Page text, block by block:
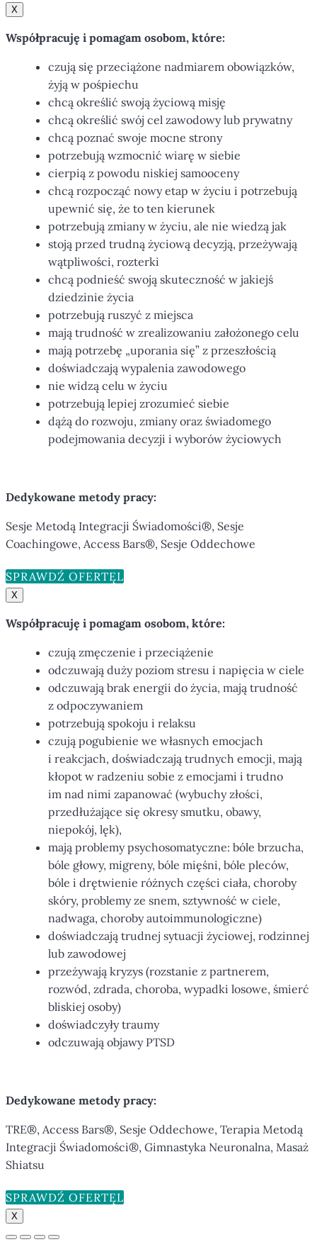
X
Współpracuję i pomagam osobom, które:
czują się przeciążone nadmiarem obowiązków,
żyją w pośpiechu
chcą określić swoją życiową misję
chcą określić swój cel zawodowy lub prywatny
chcą poznać swoje mocne strony
potrzebują wzmocnić wiarę w siebie
cierpią z powodu niskiej samooceny
chcą rozpocząć nowy etap w życiu i potrzebują
upewnić się, że to ten kierunek
potrzebują zmiany w życiu, ale nie wiedzą jak
stoją przed trudną życiową decyzją, przeżywają
wątpliwości, rozterki
chcą podnieść swoją skuteczność w jakiejś
dziedzinie życia
potrzebują ruszyć z miejsca
mają trudność w zrealizowaniu założonego celu
mają potrzebę „uporania się” z przeszłością
doświadczają wypalenia zawodowego
nie widzą celu w życiu
potrzebują lepiej zrozumieć siebie
dążą do rozwoju, zmiany oraz świadomego
podejmowania decyzji i wyborów życiowych
Dedykowane metody pracy:
Sesje Metodą Integracji Świadomości®, Sesje
Coachingowe, Access Bars®, Sesje Oddechowe
SPRAWDŹ OFERTĘ
X
Współpracuję i pomagam osobom, które:
czują zmęczenie i przeciążenie
odczuwają duży poziom stresu i napięcia w ciele
odczuwają brak energii do życia, mają trudność
z odpoczywaniem
potrzebują spokoju i relaksu
czują pogubienie we własnych emocjach
i reakcjach, doświadczają trudnych emocji, mają
kłopot w radzeniu sobie z emocjami i trudno
im nad nimi zapanować (wybuchy złości,
przedłużające się okresy smutku, obawy,
niepokój, lęk),
mają problemy psychosomatyczne: bóle brzucha,
bóle głowy, migreny, bóle mięśni, bóle pleców,
bóle i drętwienie różnych części ciała, choroby
skóry, problemy ze snem, sztywność w ciele,
nadwaga, choroby autoimmunologiczne)
doświadczają trudnej sytuacji życiowej, rodzinnej
lub zawodowej
przeżywają kryzys (rozstanie z partnerem,
rozwód, zdrada, choroba, wypadki losowe, śmierć
bliskiej osoby)
doświadczyły traumy
odczuwają objawy PTSD
Dedykowane metody pracy:
TRE®, Access Bars®, Sesje Oddechowe, Terapia Metodą
Integracji Świadomości®, Gimnastyka Neuronalna, Masaż
Shiatsu
SPRAWDŹ OFERTĘ
X